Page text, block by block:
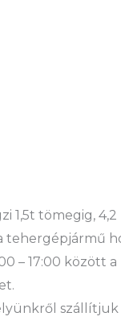
1,5t tömegig,
tehergépjármű
– 17:00 között a
szállítjuk